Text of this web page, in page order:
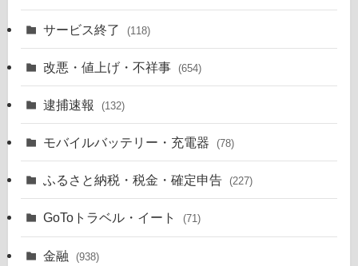
サービス終了 (118)
改悪・値上げ・不祥事 (654)
逮捕速報 (132)
モバイルバッテリー・充電器 (78)
ふるさと納税・税金・確定申告 (227)
GoToトラベル・イート (71)
金融 (938)